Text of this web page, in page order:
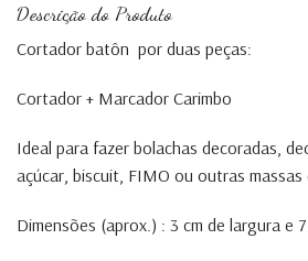
Descrição do Produto
Cortador batôn por duas peças:
Cortador + Marcador Carimbo
Ideal para fazer bolachas decoradas,
açúcar, biscuit, FIMO ou outras massas
Dimensões (aprox.) : 3 cm de largura e